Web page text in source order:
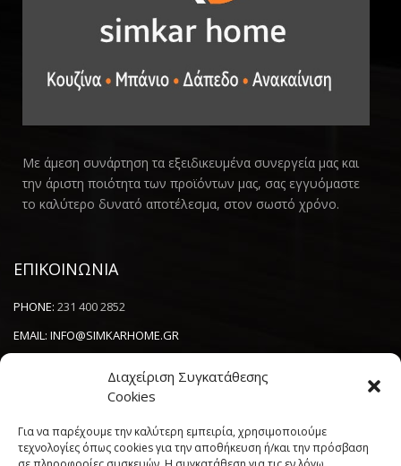
Διαχείριση Συγκατάθεσης
Cookies
Για να παρέχουμε την καλύτερη εμπειρία, χρησιμοποιούμε
τεχνολογίες όπως cookies για την αποθήκευση ή/και την πρόσβαση
Με άμεση συνάρτηση τα εξειδικευμένα συνεργεία μας και
την άριστη ποιότητα των προϊόντων μας, σας εγγυόμαστε
το καλύτερο δυνατό αποτέλεσμα, στον σωστό χρόνο.
ΕΠΙΚΟΙΝΩΝΙΑ
PHONE: 231 400 2852
EMAIL: INFO@SIMKARHOME.GR
NEWSLETTER